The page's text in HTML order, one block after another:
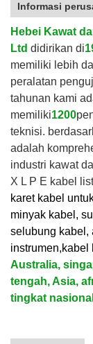
Informasi
Hebei Kawat
Ltd didirikan di
memiliki lebih
peralatan
tahunan kami
memiliki1200
teknisi.
adalah
industri kawat
X L P E kabel
karet kabel
minyak kabel,
selubung kabel,
instrumen,kabel
Australia,
tengah, Asia,
tingkat